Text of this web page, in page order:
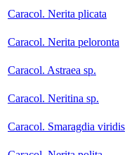
Caracol. Nerita plicata
Caracol. Nerita peloronta
Caracol. Astraea sp.
Caracol. Neritina sp.
Caracol. Smaragdia viridis